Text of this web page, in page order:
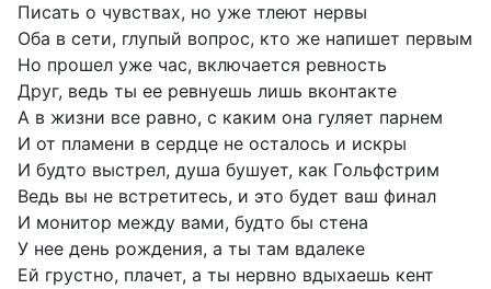
Писать о чувствах, но уже тлеют нервы
Оба в сети, глупый вопрос, кто же напишет первым
Но прошел уже час, включается ревность
Друг, ведь ты ее ревнуешь лишь вконтакте
А в жизни все равно, с каким она гуляет парнем
И от пламени в сердце не осталось и искры
И будто выстрел, душа бушует, как Гольфстрим
Ведь вы не встретитесь, и это будет ваш финал
И монитор между вами, будто бы стена
У нее день рождения, а ты там вдалеке
Ей грустно, плачет, а ты нервно вдыхаешь кент